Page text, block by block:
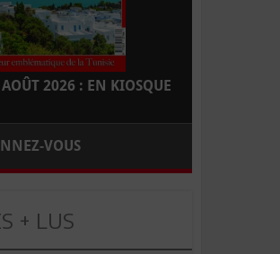
2026 : EN KIOSQUE
VOUS
+ LUS